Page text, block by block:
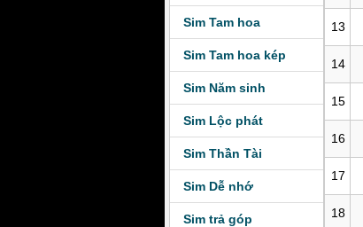
Sim Tam hoa
Sim Tam hoa kép
Sim Năm sinh
Sim Lộc phát
Sim Thần Tài
Sim Dễ nhớ
Sim trả góp
13
14
15
16
17
18